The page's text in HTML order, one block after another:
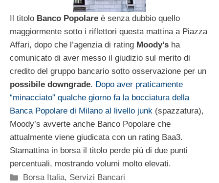
Il titolo Banco Popolare è senza dubbio quello
maggiormente sotto i riflettori questa mattina a Piazza
Affari, dopo che l’agenzia di rating Moody’s ha
comunicato di aver messo il giudizio sul merito di
credito del gruppo bancario sotto osservazione per un
possibile downgrade. Dopo aver praticamente
“minacciato” qualche giorno fa la bocciatura della
Banca Popolare di Milano al livello junk (spazzatura),
Moody’s avverte anche Banco Popolare che
attualmente viene giudicata con un rating Baa3.
Stamattina in borsa il titolo perde più di due punti
percentuali, mostrando volumi molto elevati.
Categorie
Borsa Italia, Servizi Bancari